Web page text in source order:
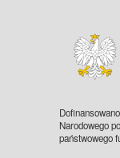
57.
Narodowego
państwowego